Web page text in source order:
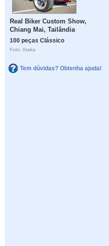
Real Biker Custom Show,
Chiang Mai, Tailândia
100 peças Clássico
Foto: Ataka
Tem dúvidas? Obtenha ajuda!